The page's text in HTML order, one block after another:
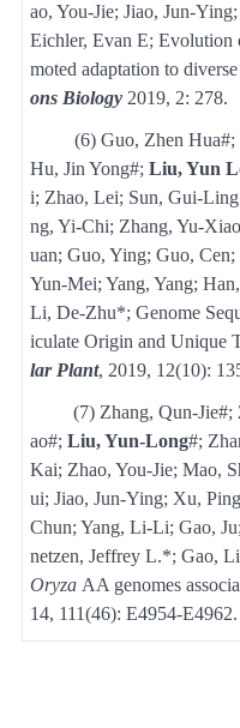
ao, You-Jie; Jiao, Jun-
Eichler, Evan E; Evolution
moted adaptation to
ons Biology2019, 2: 278.
(6) Guo, Zhen Hua#;
Hu, Jin Yong#; Liu, Yun
i; Zhao, Lei; Sun, Gui-
ng, Yi-Chi; Zhang, Yu-
uan; Guo, Ying; Guo,
Yun-Mei; Yang, Yang;
Li, De-Zhu*; Genome
iculate Origin and Unique
lar Plant, 2019, 12(10):
(7) Zhang, Qun-
ao#; Liu, Yun-Long#;
Kai; Zhao, You-Jie; Mao,
ui; Jiao, Jun-Ying; Xu,
Chun; Yang, Li-Li; Gao,
netzen, Jeffrey L.*; Gao,
OryzaAA genomes
14, 111(46): E4954-E4962.